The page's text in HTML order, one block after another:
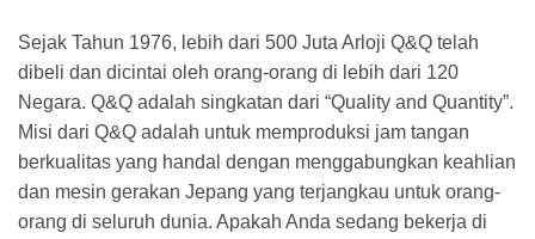
Sejak Tahun 1976, lebih dari 500 Juta Arloji Q&Q telah
dibeli dan dicintai oleh orang-orang di lebih dari 120
Negara. Q&Q adalah singkatan dari “Quality and Quantity”.
Misi dari Q&Q adalah untuk memproduksi jam tangan
berkualitas yang handal dengan menggabungkan keahlian
dan mesin gerakan Jepang yang terjangkau untuk orang-
orang di seluruh dunia. Apakah Anda sedang bekerja di